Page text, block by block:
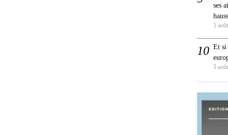
ses
5
Et si
5